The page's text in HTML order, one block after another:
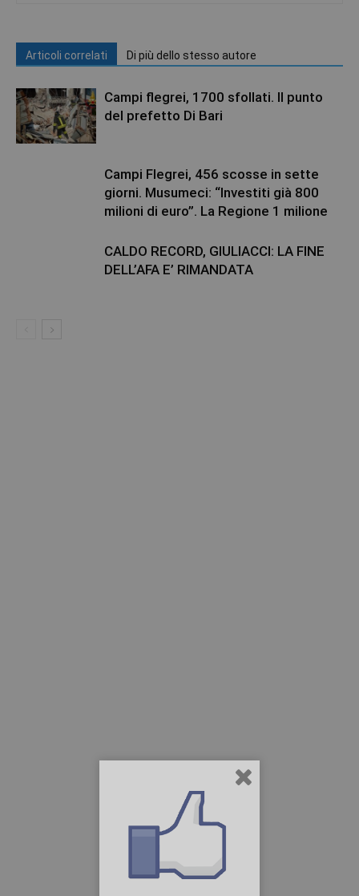
Articoli correlati Di più dello stesso autore
Campi flegrei, 1700 sfollati. Il punto
del prefetto Di Bari
Campi Flegrei, 456 scosse in sette
giorni. Musumeci: “Investiti già 800
milioni di euro”. La Regione 1 milione
CALDO RECORD, GIULIACCI: LA FINE
DELL’AFA E’ RIMANDATA